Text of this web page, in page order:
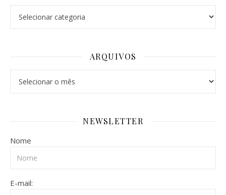
ARQUIVOS
NEWSLETTER
Nome
E-mail: